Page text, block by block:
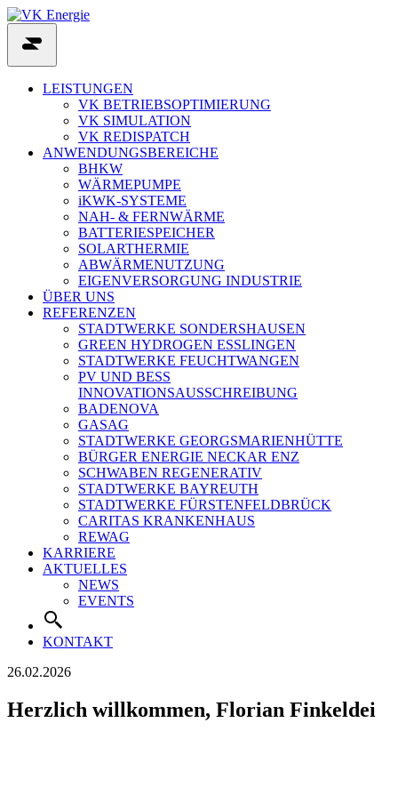
Skip
to
content
LEISTUNGEN
VK BETRIEBSOPTIMIERUNG
VK SIMULATION
VK REDISPATCH
ANWENDUNGSBEREICHE
BHKW
WÄRMEPUMPE
iKWK-SYSTEME
NAH- & FERNWÄRME
BATTERIESPEICHER
SOLARTHERMIE
ABWÄRMENUTZUNG
EIGENVERSORGUNG INDUSTRIE
ÜBER UNS
REFERENZEN
STADTWERKE SONDERSHAUSEN
GREEN HYDROGEN ESSLINGEN
STADTWERKE FEUCHTWANGEN
PV UND BESS
INNOVATIONSAUSSCHREIBUNG
BADENOVA
GASAG
STADTWERKE GEORGSMARIENHÜTTE
BÜRGER ENERGIE NECKAR ENZ
SCHWABEN REGENERATIV
STADTWERKE BAYREUTH
STADTWERKE FÜRSTENFELDBRÜCK
CARITAS KRANKENHAUS
REWAG
KARRIERE
AKTUELLES
NEWS
EVENTS
KONTAKT
26.02.2026
Herzlich willkommen, Florian Finkeldei